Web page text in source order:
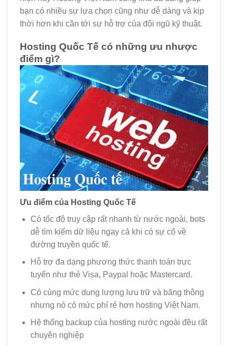
bạn có nhiều sự lựa chọn cũng như dễ dàng và kịp
thời hơn khi cần tới sự hỗ trợ của đội ngũ kỹ thuật.
Hosting Quốc Tế có những ưu nhược
điểm gì?
Ưu điểm của Hosting Quốc Tế
Có tốc độ truy cập rất nhanh từ nước ngoài, bots
dễ tìm kiếm dữ liệu ngay cả khi có sự cố về
đường truyền quốc tế.
Hỗ trợ đa dạng phương thức thanh toán trực
tuyến như thẻ Visa, Paypal hoặc Mastercard.
Có cùng mức dung lượng lưu trữ và băng thông
nhưng nó có mức phí rẻ hơn hosting Việt Nam.
Hệ thống backup của hosting nước ngoài đều rất
chuyên nghiệp